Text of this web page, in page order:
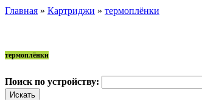
Главная » Картриджи » термоплёнки
термоплёнки
Поиск по устройству: